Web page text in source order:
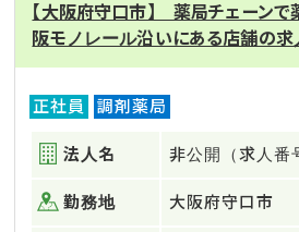
【大阪府守口市】 薬局チェーン
阪モノレール沿いにある店舗の求
正社員 調剤薬局
法人名 非公開（求人番
勤務地 大阪府守口市